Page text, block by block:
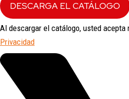
DESCARGA EL CATÁLOGO
Al descargar el catálogo, usted acepta
Privacidad